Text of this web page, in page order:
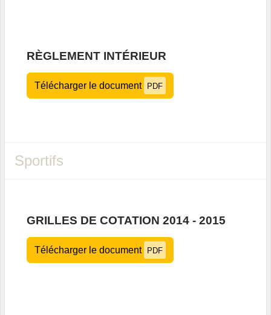
RÈGLEMENT INTÉRIEUR
Télécharger le document PDF
Sportifs
GRILLES DE COTATION 2014 - 2015
Télécharger le document PDF